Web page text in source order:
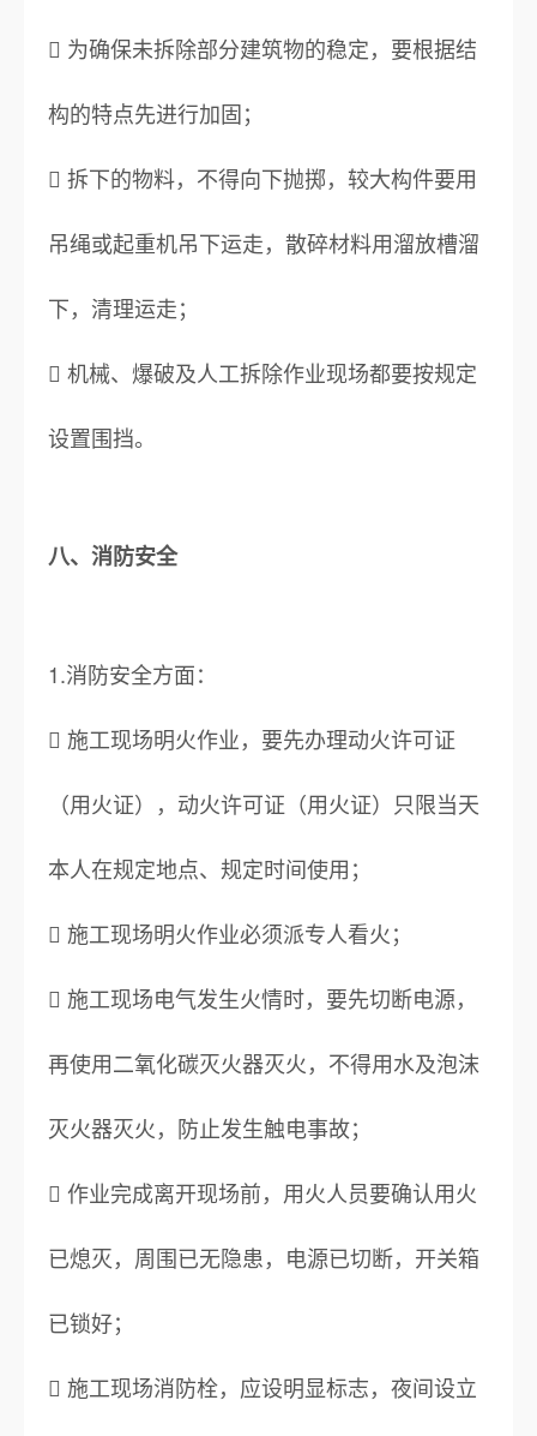
 为确保未拆除部分建筑物的稳定，要根据结
构的特点先进行加固；
 拆下的物料，不得向下抛掷，较大构件要用
吊绳或起重机吊下运走，散碎材料用溜放槽溜
下，清理运走；
 机械、爆破及人工拆除作业现场都要按规定
设置围挡。
八、消防安全
1.消防安全方面：
 施工现场明火作业，要先办理动火许可证
（用火证），动火许可证（用火证）只限当天
本人在规定地点、规定时间使用；
 施工现场明火作业必须派专人看火；
 施工现场电气发生火情时，要先切断电源，
再使用二氧化碳灭火器灭火，不得用水及泡沫
灭火器灭火，防止发生触电事故；
 作业完成离开现场前，用火人员要确认用火
已熄灭，周围已无隐患，电源已切断，开关箱
已锁好；
 施工现场消防栓，应设明显标志，夜间设立